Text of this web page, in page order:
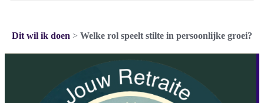
Dit wil ik doen > Welke rol speelt stilte in persoonlijke groei?